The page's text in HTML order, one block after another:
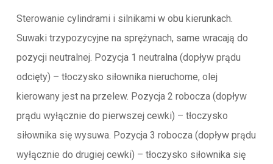
Sterowanie cylindrami i silnikami w obu kierunkach.
Suwaki trzypozycyjne na sprężynach, same wracają do
pozycji neutralnej. Pozycja 1 neutralna (dopływ prądu
odcięty) – tłoczysko siłownika nieruchome, olej
kierowany jest na przelew. Pozycja 2 robocza (dopływ
prądu wyłącznie do pierwszej cewki) – tłoczysko
siłownika się wysuwa. Pozycja 3 robocza (dopływ prądu
wyłącznie do drugiej cewki) – tłoczysko siłownika się